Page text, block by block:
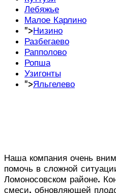
Лебяжье
Малое Карлино
">Низино
Разбегаево
Рапполово
Ропша
Узигонты
">Яльгелево
Наша компания очень
помочь в сложной
Ломоносовском районе.
смеси, обновляющей